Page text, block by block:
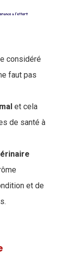
considéré
faut pas
et cela
de santé à
et de